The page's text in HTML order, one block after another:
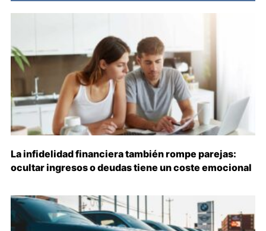
La infidelidad financiera también rompe parejas:
ocultar ingresos o deudas tiene un coste emocional